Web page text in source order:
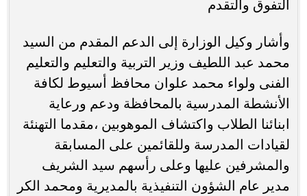
التفوق والتقدم
وأشار وكيل الوزارة إلى الدعم المقدم من السيد
محمد عبد اللطيف وزير التربية والتعليم والتعليم
الفنى ولواء محمد علوان محافظ أسيوط لكافة
الأنشطة المدرسية بالمحافظة ودعم ورعاية
ابنائنا الطلاب واكتشاف الموهوبين ،مقدما التهنئة
لقيادات المدرسة وللقائمين على المسابقة
والمشرفين عليها وعلى رأسهم سيد الشريف
مدير عام الشؤون التنفيذية بالمديرية ومحمد الكر